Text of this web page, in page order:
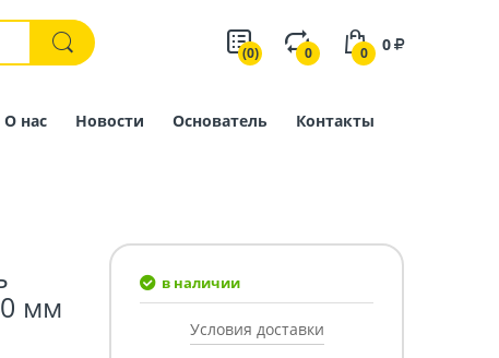
(0) 0 0 0
О нас Новости Основатель Контакты
мм
в наличии
Условия доставки